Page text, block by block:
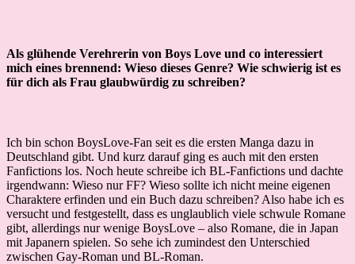
Als glühende Verehrerin von Boys Love und co interessiert
mich eines brennend: Wieso dieses Genre? Wie schwierig ist es
für dich als Frau glaubwürdig zu schreiben?
Ich bin schon BoysLove-Fan seit es die ersten Manga dazu in
Deutschland gibt. Und kurz darauf ging es auch mit den ersten
Fanfictions los. Noch heute schreibe ich BL-Fanfictions und dachte
irgendwann: Wieso nur FF? Wieso sollte ich nicht meine eigenen
Charaktere erfinden und ein Buch dazu schreiben? Also habe ich es
versucht und festgestellt, dass es unglaublich viele schwule Romane
gibt, allerdings nur wenige BoysLove – also Romane, die in Japan
mit Japanern spielen. So sehe ich zumindest den Unterschied
zwischen Gay-Roman und BL-Roman.